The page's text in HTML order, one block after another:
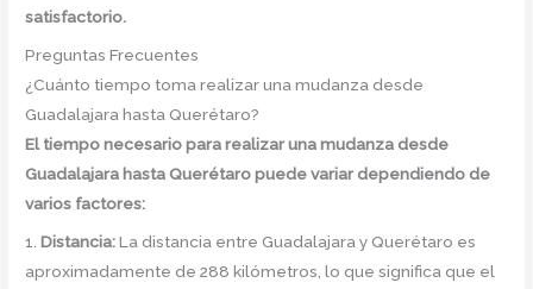
satisfactorio.
Preguntas Frecuentes
¿Cuánto tiempo toma realizar una mudanza desde
Guadalajara hasta Querétaro?
El tiempo necesario para realizar una mudanza desde
Guadalajara hasta Querétaro puede variar dependiendo de
varios factores:
1.Distancia:La distancia entre Guadalajara y Querétaro es
aproximadamente de 288 kilómetros, lo que significa que el